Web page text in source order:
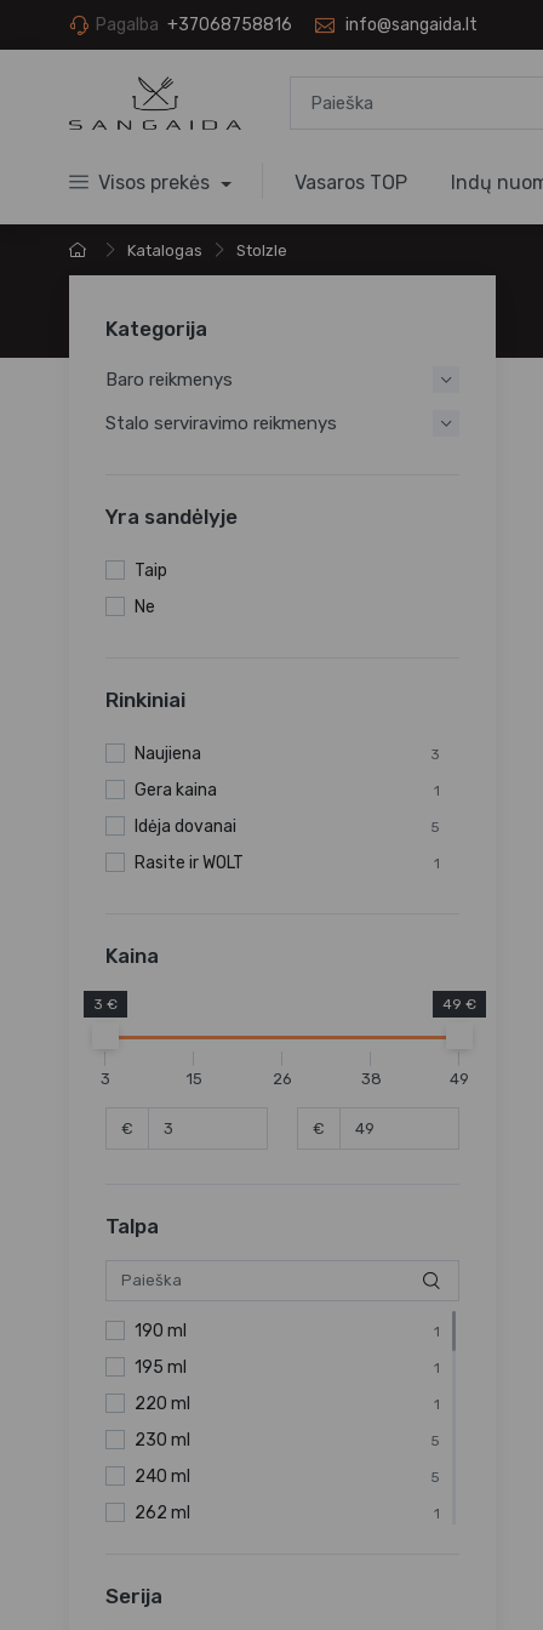
Pagalba +37068758816 info@sangaida.lt
Visos prekės Vasaros TOP Indų
Katalogas Stolzle
Kategorija
Baro reikmenys
Stalo serviravimo reikmenys
Yra sandėlyje
Taip
Ne
Rinkiniai
Naujiena 3
Gera kaina 1
Idėja dovanai 5
Rasite ir WOLT 1
Kaina
3 € 49 €
3 15 26 38 49
€ €
Talpa
190 ml 1
195 ml 1
220 ml 1
230 ml 5
240 ml 5
262 ml 1
290 ml
Serija